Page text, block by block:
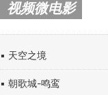
视频微电影
▪ 天空之境
▪ 朝歌城-鸣鸾